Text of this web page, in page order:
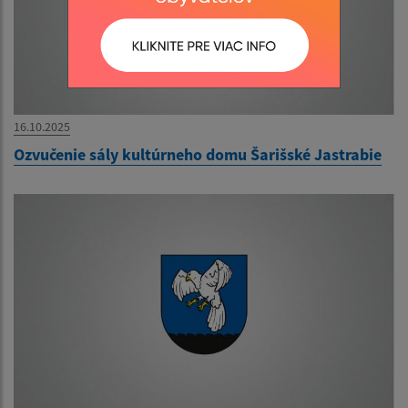
16.10.2025
Ozvučenie sály kultúrneho domu Šarišské Jastrabie